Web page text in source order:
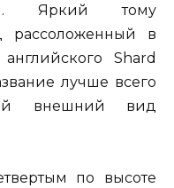
Яркий тому
рассоложенный в
Shard
лучше всего
внешний вид
по высоте